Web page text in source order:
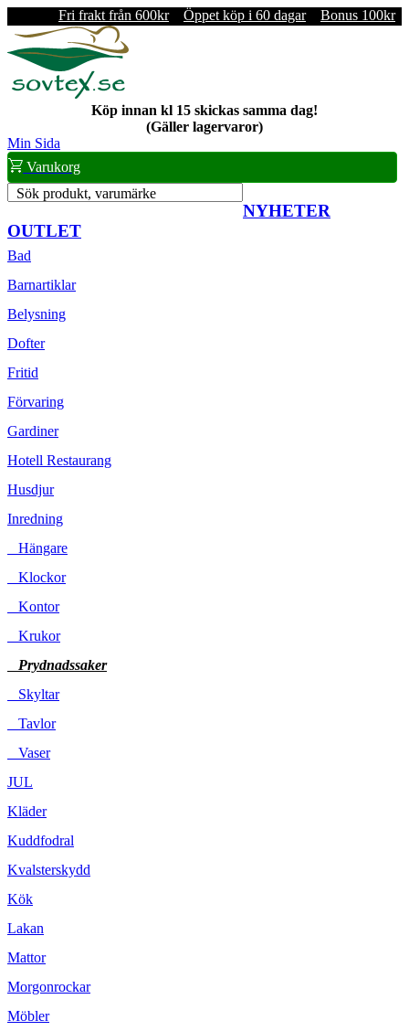
Fri frakt från 600kr Öppet köp i 60 dagar Bonus 100kr
Köp innan kl 15 skickas samma dag!
(Gäller lagervaror)
Min Sida
Varukorg
Sök produkt, varumärke
NYHETER
OUTLET
Bad
Barnartiklar
Belysning
Dofter
Fritid
Förvaring
Gardiner
Hotell Restaurang
Husdjur
Inredning
Hängare
Klockor
Kontor
Krukor
Prydnadssaker
Skyltar
Tavlor
Vaser
JUL
Kläder
Kuddfodral
Kvalsterskydd
Kök
Lakan
Mattor
Morgonrockar
Möbler